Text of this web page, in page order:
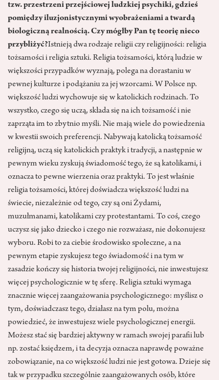
tzw. przestrzeni przejściowej ludzkiej psychiki, gdzieś
pomiędzy iluzjonistycznymi wyobrażeniami a twardą
biologiczną realnością. Czy mógłby Pan tę teorię nieco
przybliżyć?Istnieją dwa rodzaje religii czy religijności: religia
tożsamości i religia sztuki. Religia tożsamości, którą ludzie w
większości przypadków wyznają, polega na dorastaniu w
pewnej kulturze i podążaniu za jej wzorcami. W Polsce np.
większość ludzi wychowuje się w katolickich rodzinach. To
wszystko, czego się uczą, składa się na ich tożsamość i nie
zaprząta im to zbytnio myśli. Nie mają wiele do powiedzenia
w kwestii swoich preferencji. Nabywają katolicką tożsamość
religijną, uczą się katolickich praktyk i tradycji, a następnie w
pewnym wieku zyskują świadomość tego, że są katolikami, i
oznacza to pewne wierzenia oraz praktyki. To jest właśnie
religia tożsamości, której doświadcza większość ludzi na
świecie, niezależnie od tego, czy są oni Żydami,
muzułmanami, katolikami czy protestantami. To coś, czego
uczysz się jako dziecko i czego nie rozważasz, nie dokonujesz
wyboru. Robi to za ciebie środowisko społeczne, a na
pewnym etapie zyskujesz tego świadomość i na tym w
zasadzie kończy się historia twojej religijności, nie inwestujesz
więcej psychologicznie w tę sferę. Religia sztuki wymaga
znacznie więcej zaangażowania psychologicznego: myślisz o
tym, doświadczasz tego, działasz na tym polu, można
powiedzieć, że inwestujesz wiele psychologicznej energii.
Możesz stać się bardziej aktywny w ramach swojej parafii lub
np. zostać księdzem, i ta decyzja oznacza naprawdę poważne
zobowiązanie, na co większość ludzi nie jest gotowa. Dzieje się
tak w przypadku szczególnie zaangażowanych osób, które